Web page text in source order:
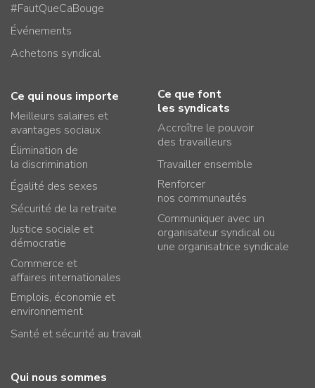
#FautQueCaBouge
Événements
Achetons syndical
Ce qui nous importe
Meilleurs salaires et
avantages sociaux
Élimination de
la discrimination
Égalité des sexes
Sécurité de la retraite
Justice sociale et
démocratie
Commerce et
affaires internationales
Emplois, économie et
environnement
Santé et sécurité au travail
Ce que font
les syndicats
Accroître le pouvoir
des travailleurs
Travailler ensemble
Renforcer
nos communautés
Communiquer avec un
organisateur syndical ou
une organisatrice syndicale
Qui nous sommes